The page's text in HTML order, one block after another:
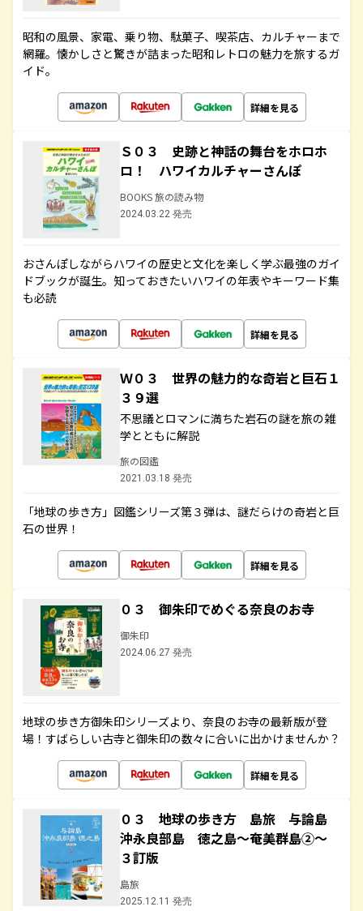
昭和の風景、家電、乗り物、駄菓子、喫茶店、カルチャーまで
網羅。懐かしさと驚きが詰まった昭和レトロの魅力を旅するガ
イド。
詳細を見る
Ｓ０３ 史跡と神話の舞台をホロホ
ロ！ ハワイカルチャーさんぽ
BOOKS 旅の読み物
2024.03.22 発売
おさんぽしながらハワイの歴史と文化を楽しく学ぶ最強のガイ
ドブックが誕生。知っておきたいハワイの年表やキーワード集
も必読
詳細を見る
Ｗ０３ 世界の魅力的な奇岩と巨石１
３９選
不思議とロマンに満ちた岩石の謎を旅の雑
学とともに解説
旅の図鑑
2021.03.18 発売
「地球の歩き方」図鑑シリーズ第３弾は、謎だらけの奇岩と巨
石の世界！
詳細を見る
０３ 御朱印でめぐる奈良のお寺
御朱印
2024.06.27 発売
地球の歩き方御朱印シリーズより、奈良のお寺の最新版が登
場！すばらしい古寺と御朱印の数々に合いに出かけませんか？
詳細を見る
０３ 地球の歩き方 島旅 与論島
沖永良部島 徳之島～奄美群島②～
３訂版
島旅
2025.12.11 発売